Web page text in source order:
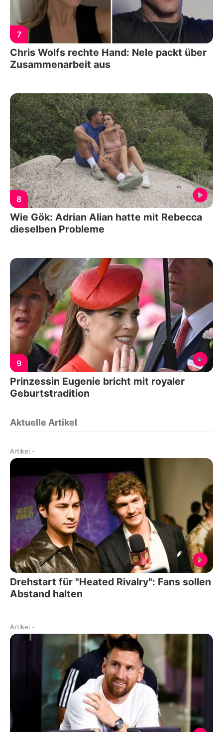
7
Chris Wolfs rechte Hand: Nele packt über
Zusammenarbeit aus
8
Wie Gök: Adrian Alian hatte mit Rebecca
dieselben Probleme
9
Prinzessin Eugenie bricht mit royaler
Geburtstradition
Aktuelle Artikel
Artikel -
Drehstart für "Heated Rivalry": Fans sollen
Abstand halten
Artikel -